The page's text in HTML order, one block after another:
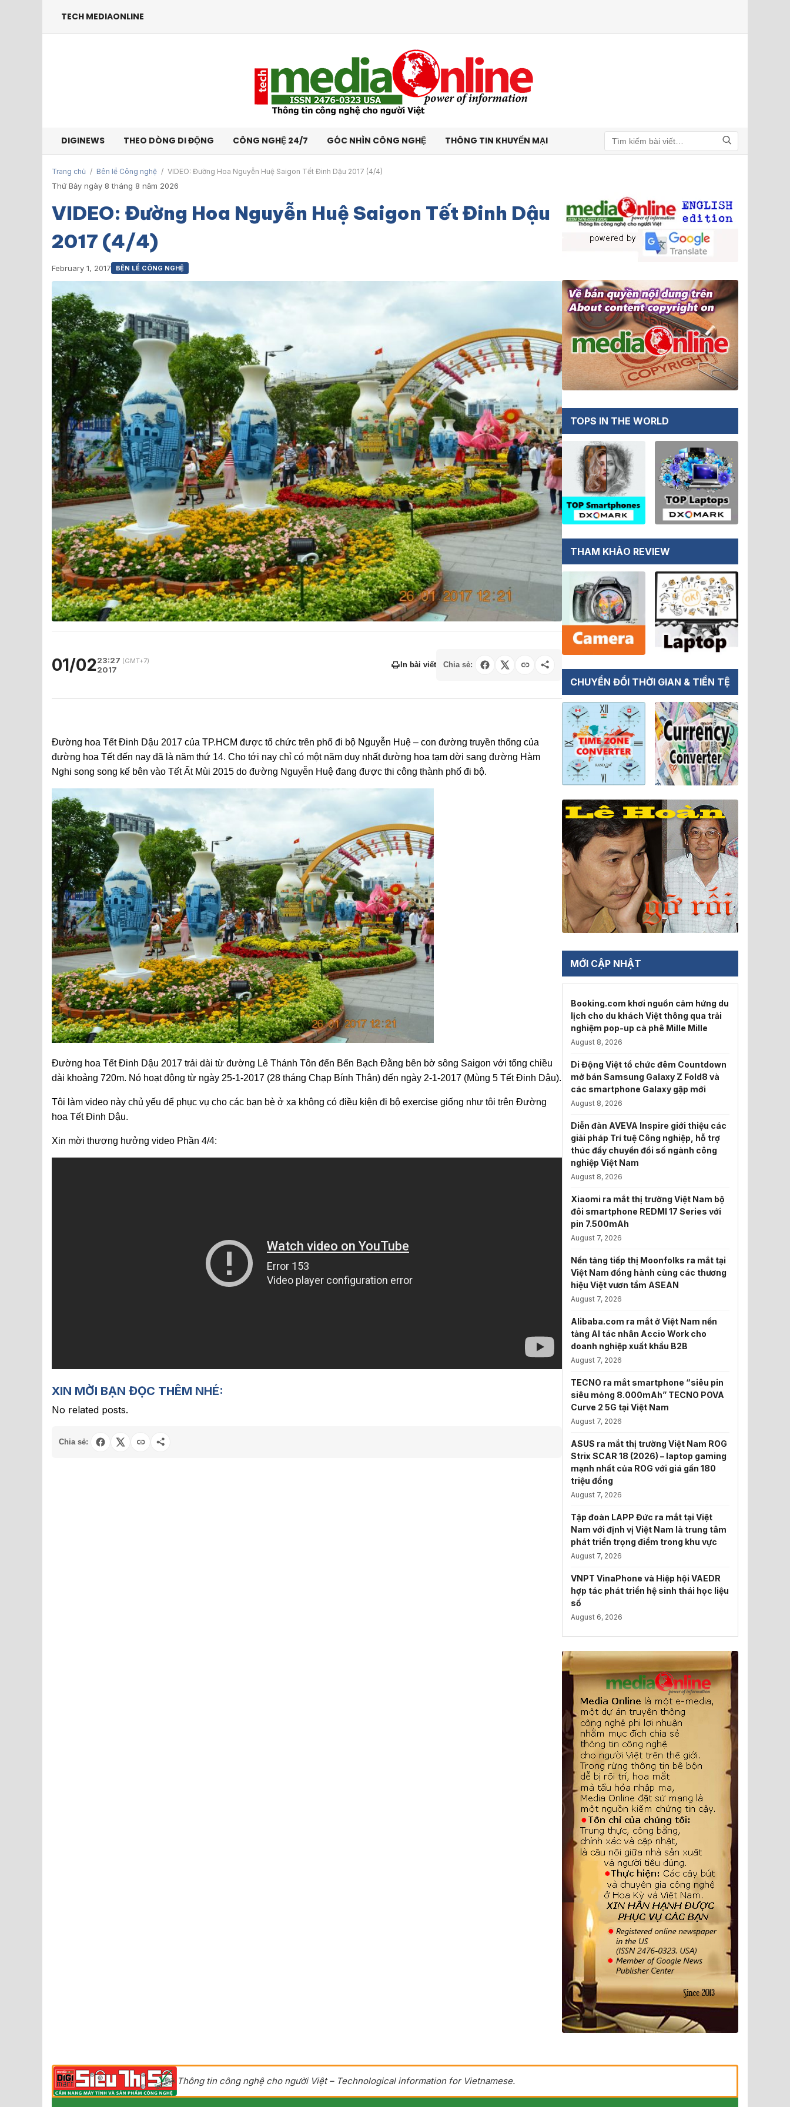
TECH MEDIAONLINE
DIGINEWS THEO DÒNG DI ĐỘNG CÔNG NGHỆ 24/7 GÓC NHÌN CÔNG NGHỆ THÔNG TIN KHUYẾN MẠI
Tìm kiếm
Trang chủ / Bên lề Công nghệ / VIDEO: Đường Hoa Nguyễn Huệ Saigon Tết Đinh Dậu 2017 (4/4)
Thứ Bảy ngày 8 tháng 8 năm 2026
VIDEO: Đường Hoa Nguyễn Huệ Saigon Tết Đinh Dậu
2017 (4/4)
February 1, 2017 BÊN LỀ CÔNG NGHỆ
01/0223:27 (GMT+7)
2017 In bài viết Chia sẻ:
Đường hoa Tết Đinh Dậu 2017 của TP.HCM được tổ chức trên phố đi bộ Nguyễn Huệ – con đường truyền thống của
đường hoa Tết đến nay đã là năm thứ 14. Cho tới nay chỉ có một năm duy nhất đường hoa tạm dời sang đường Hàm
Nghi song song kế bên vào Tết Ất Mùi 2015 do đường Nguyễn Huệ đang được thi công thành phố đi bộ.
Đường hoa Tết Đinh Dậu 2017 trải dài từ đường Lê Thánh Tôn đến Bến Bạch Đằng bên bờ sông Saigon với tổng chiều
dài khoảng 720m. Nó hoạt động từ ngày 25-1-2017 (28 tháng Chạp Bính Thân) đến ngày 2-1-2017 (Mùng 5 Tết Đinh Dậu).
Tôi làm video này chủ yếu để phục vụ cho các bạn bè ở xa không có điều kiện đi bộ exercise giống như tôi trên Đường
hoa Tết Đinh Dậu.
Xin mời thượng hưởng video Phần 4/4:
XIN MỜI BẠN ĐỌC THÊM NHÉ:
No related posts.
Chia sẻ:
TOPS IN THE WORLD
THAM KHẢO REVIEW
CHUYỂN ĐỔI THỜI GIAN & TIỀN TỆ
MỚI CẬP NHẬT
Booking.com khơi nguồn cảm hứng du
lịch cho du khách Việt thông qua trải
nghiệm pop-up cà phê Mille Mille
August 8, 2026
Di Động Việt tổ chức đêm Countdown
mở bán Samsung Galaxy Z Fold8 và
các smartphone Galaxy gập mới
August 8, 2026
Diễn đàn AVEVA Inspire giới thiệu các
giải pháp Trí tuệ Công nghiệp, hỗ trợ
thúc đẩy chuyển đổi số ngành công
nghiệp Việt Nam
August 8, 2026
Xiaomi ra mắt thị trường Việt Nam bộ
đôi smartphone REDMI 17 Series với
pin 7.500mAh
August 7, 2026
Nền tảng tiếp thị Moonfolks ra mắt tại
Việt Nam đồng hành cùng các thương
hiệu Việt vươn tầm ASEAN
August 7, 2026
Alibaba.com ra mắt ở Việt Nam nền
tảng AI tác nhân Accio Work cho
doanh nghiệp xuất khẩu B2B
August 7, 2026
TECNO ra mắt smartphone “siêu pin
siêu mỏng 8.000mAh” TECNO POVA
Curve 2 5G tại Việt Nam
August 7, 2026
ASUS ra mắt thị trường Việt Nam ROG
Strix SCAR 18 (2026) – laptop gaming
mạnh nhất của ROG với giá gần 180
triệu đồng
August 7, 2026
Tập đoàn LAPP Đức ra mắt tại Việt
Nam với định vị Việt Nam là trung tâm
phát triển trọng điểm trong khu vực
August 7, 2026
VNPT VinaPhone và Hiệp hội VAEDR
hợp tác phát triển hệ sinh thái học liệu
số
August 6, 2026
Thông tin công nghệ cho người Việt – Technological information for Vietnamese.